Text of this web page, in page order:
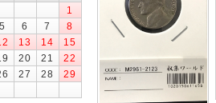
1
5 6 7
8
13 14
15
20 21
22
27 28
29